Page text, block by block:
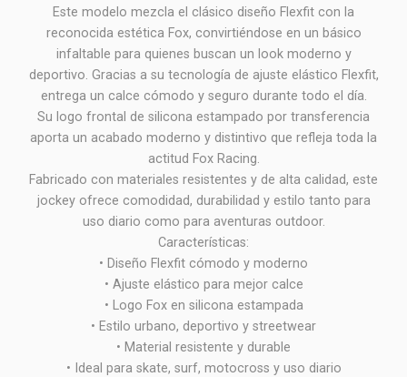
Este modelo mezcla el clásico diseño Flexfit con la
reconocida estética Fox, convirtiéndose en un básico
infaltable para quienes buscan un look moderno y
deportivo. Gracias a su tecnología de ajuste elástico Flexfit,
entrega un calce cómodo y seguro durante todo el día.
Su logo frontal de silicona estampado por transferencia
aporta un acabado moderno y distintivo que refleja toda la
actitud Fox Racing.
Fabricado con materiales resistentes y de alta calidad, este
jockey ofrece comodidad, durabilidad y estilo tanto para
uso diario como para aventuras outdoor.
Características:
• Diseño Flexfit cómodo y moderno
• Ajuste elástico para mejor calce
• Logo Fox en silicona estampada
• Estilo urbano, deportivo y streetwear
• Material resistente y durable
• Ideal para skate, surf, motocross y uso diario